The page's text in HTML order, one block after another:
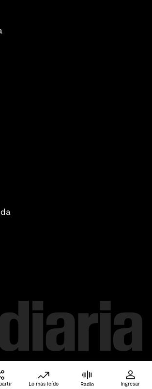
Lo más leído Radio Ingresar